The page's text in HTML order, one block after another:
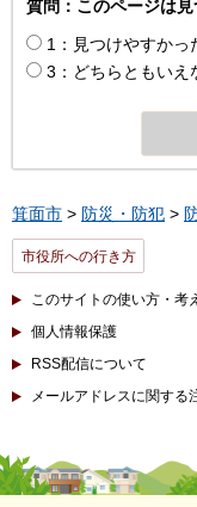
質問：このページは
1：見つけやすかっ
3：どちらともいえ
箕面市 > 防災・防犯 >
市役所への行き方
このサイトの使い方・考
個人情報保護
RSS配信について
メールアドレスに関する